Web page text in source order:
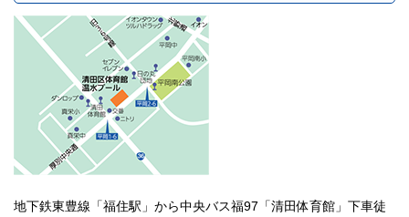
地下鉄東豊線「福住駅」から中央バス福97「清田体育館」下車徒